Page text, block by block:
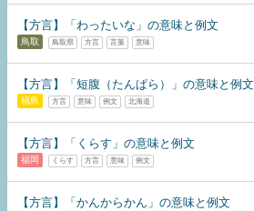
【方言】「わったいな」の意味と例文
鳥取 鳥取県 方言 言葉 意味
【方言】「短腹（たんぱら）」の意味と例文
福島 方言 意味 例文 北海道
【方言】「くらす」の意味と例文
福岡 くらす 方言 意味 例文
【方言】「かんからかん」の意味と例文